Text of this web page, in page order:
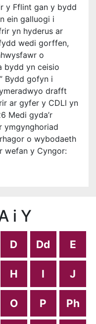
y Fflint gan y bydd
ein galluogi i
yn hyderus ar
wedi gorffen,
o
bydd yn ceisio
Bydd gofyn i
drafft
ar gyfer y CDLl yn
Medi gyda’r
ymgynghoriad
o wybodaeth
wefan y Cyngor:
i Y
D Dd E
H I J
O P Ph